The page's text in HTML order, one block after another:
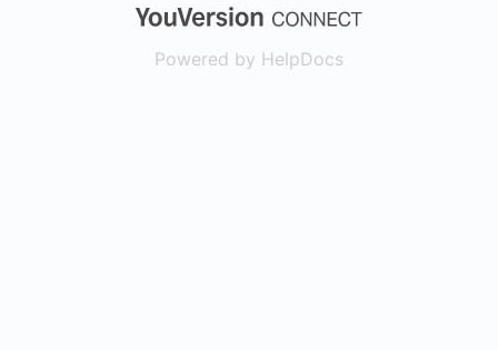
(opens in a
Powered by HelpDocs